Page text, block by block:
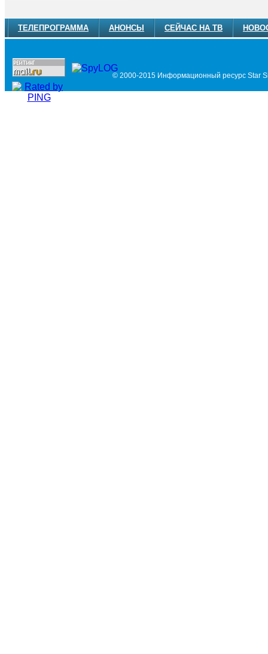
ТЕЛЕПРОГРАММА АНОНСЫ СЕЙЧАС НА ТВ
© 2000-2015 Информационный ресурс Star